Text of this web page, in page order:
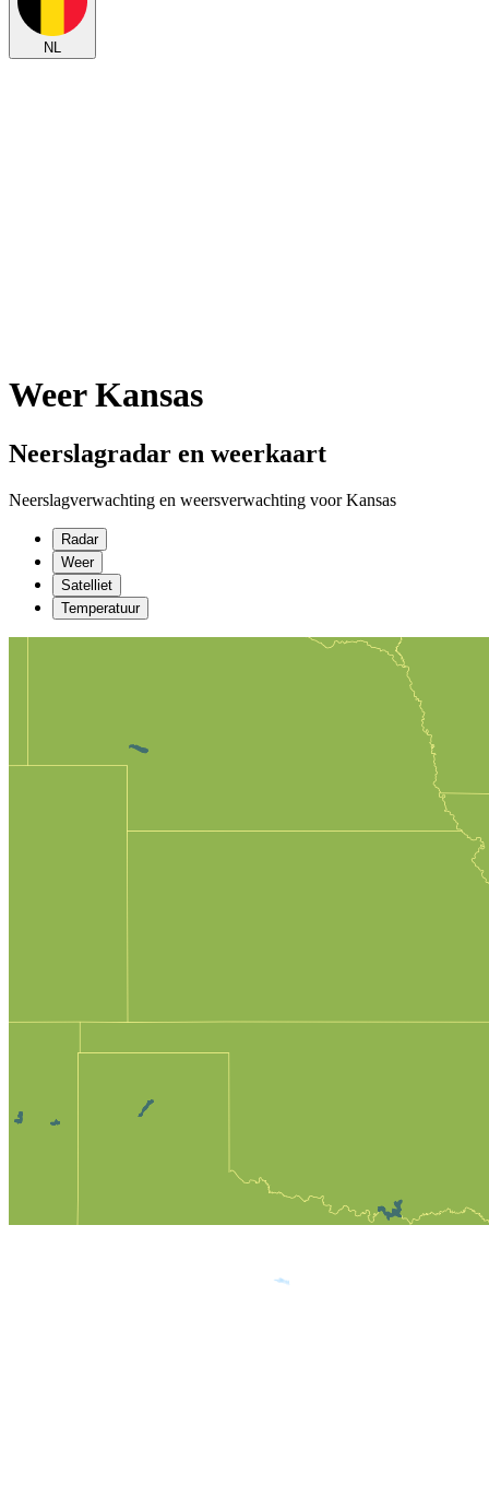
NL
Weer Kansas
Neerslagradar en weerkaart
Neerslagverwachting en weersverwachting voor Kansas
Radar
Weer
Satelliet
Temperatuur